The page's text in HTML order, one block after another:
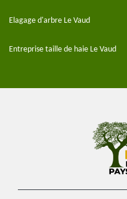
Elagage d'arbre Le Vaud
Entreprise taille de haie Le Vaud